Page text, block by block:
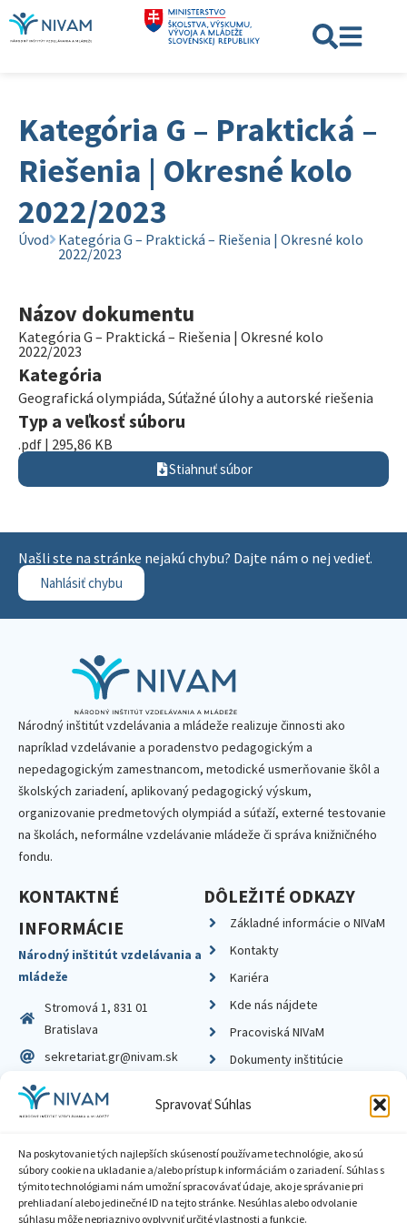
Spravovať Súhlas
Na poskytovanie tých najlepších skúseností používame technológie, ako sú
súbory cookie na ukladanie a/alebo prístup k informáciám o zariadení. Súhlas s
týmito technológiami nám umožní spracovávať údaje, ako je správanie pri
prehliadaní alebo jedinečné ID na tejto stránke. Nesúhlas alebo odvolanie
súhlasu môže nepriaznivo ovplyvniť určité vlastnosti a funkcie.
Kategória G – Praktická –
Riešenia | Okresné kolo
2022/2023
Úvod Kategória G – Praktická – Riešenia | Okresné kolo
2022/2023
Názov dokumentu
Kategória G – Praktická – Riešenia | Okresné kolo
2022/2023
Kategória
Geografická olympiáda, Súťažné úlohy a autorské riešenia
Typ a veľkosť súboru
.pdf | 295,86 KB
Stiahnuť súbor
Našli ste na stránke nejakú chybu? Dajte nám o nej vedieť.
Nahlásiť chybu
Národný inštitút vzdelávania a mládeže realizuje činnosti ako
napríklad vzdelávanie a poradenstvo pedagogickým a
nepedagogickým zamestnancom, metodické usmerňovanie škôl a
školských zariadení, aplikovaný pedagogický výskum,
organizovanie predmetových olympiád a súťaží, externé testovanie
na školách, neformálne vzdelávanie mládeže či správa knižničného
fondu.
KONTAKTNÉ
INFORMÁCIE
Národný inštitút vzdelávania a
mládeže
Stromová 1, 831 01
Bratislava
sekretariat.gr@nivam.sk
IČO: 00164348
DIČ: 2020798714
DÔLEŽITÉ ODKAZY
Základné informácie o NIVaM
Kontakty
Kariéra
Kde nás nájdete
Pracoviská NIVaM
Dokumenty inštitúcie
Zásady ochrany súkromia